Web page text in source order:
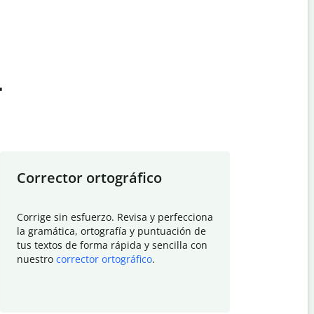
Corrector ortográfico
Corrige sin esfuerzo. Revisa y perfecciona
la gramática, ortografía y puntuación de
tus textos de forma rápida y sencilla con
nuestro corrector ortográfico.